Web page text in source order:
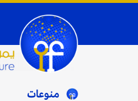
منوعات